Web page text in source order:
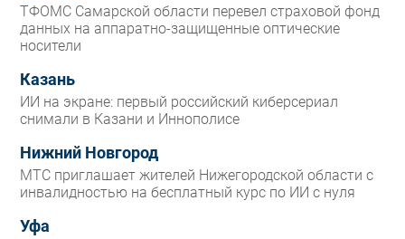
ТФОМС Самарской области перевел страховой фонд
данных на аппаратно-защищенные оптические
носители
Казань
ИИ на экране: первый российский киберсериал
снимали в Казани и Иннополисе
Нижний Новгород
МТС приглашает жителей Нижегородской области с
инвалидностью на бесплатный курс по ИИ с нуля
Уфа